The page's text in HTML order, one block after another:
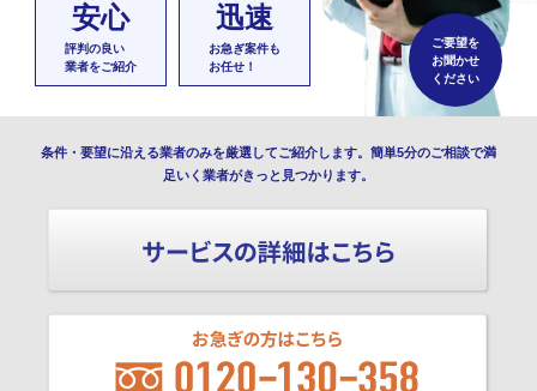
安心
評判の良い
業者をご紹介
迅速
お急ぎ案件も
お任せ！
ご要望を
お聞かせ
ください
条件・要望に沿える業者のみを厳選してご紹介します。簡単5分のご相談で満
足いく業者がきっと見つかります。